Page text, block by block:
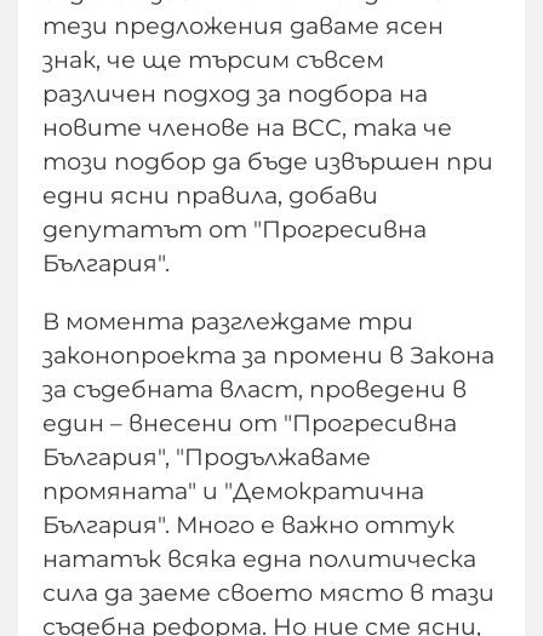
тези предложения даваме ясен
знак, че ще търсим съвсем
различен подход за подбора на
новите членове на ВСС, така че
този подбор да бъде извършен при
едни ясни правила, добави
депутатът от "Прогресивна
България".
В момента разглеждаме три
законопроекта за промени в Закона
за съдебната власт, проведени в
един – внесени от "Прогресивна
България", "Продължаваме
промяната" и "Демократична
България". Много е важно оттук
нататък всяка една политическа
сила да заеме своето място в тази
съдебна реформа. Но ние сме ясни,